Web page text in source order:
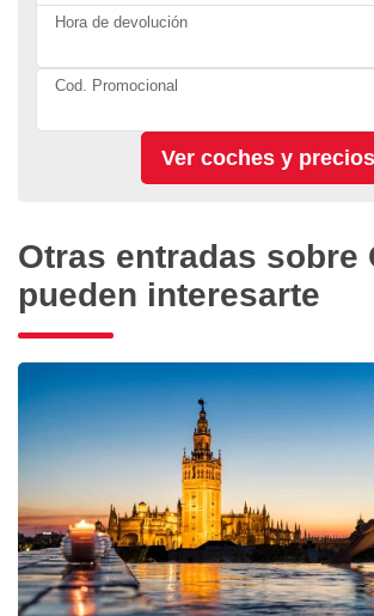
Hora de devolución
Cod. Promocional
Otras entradas sobre
pueden interesarte